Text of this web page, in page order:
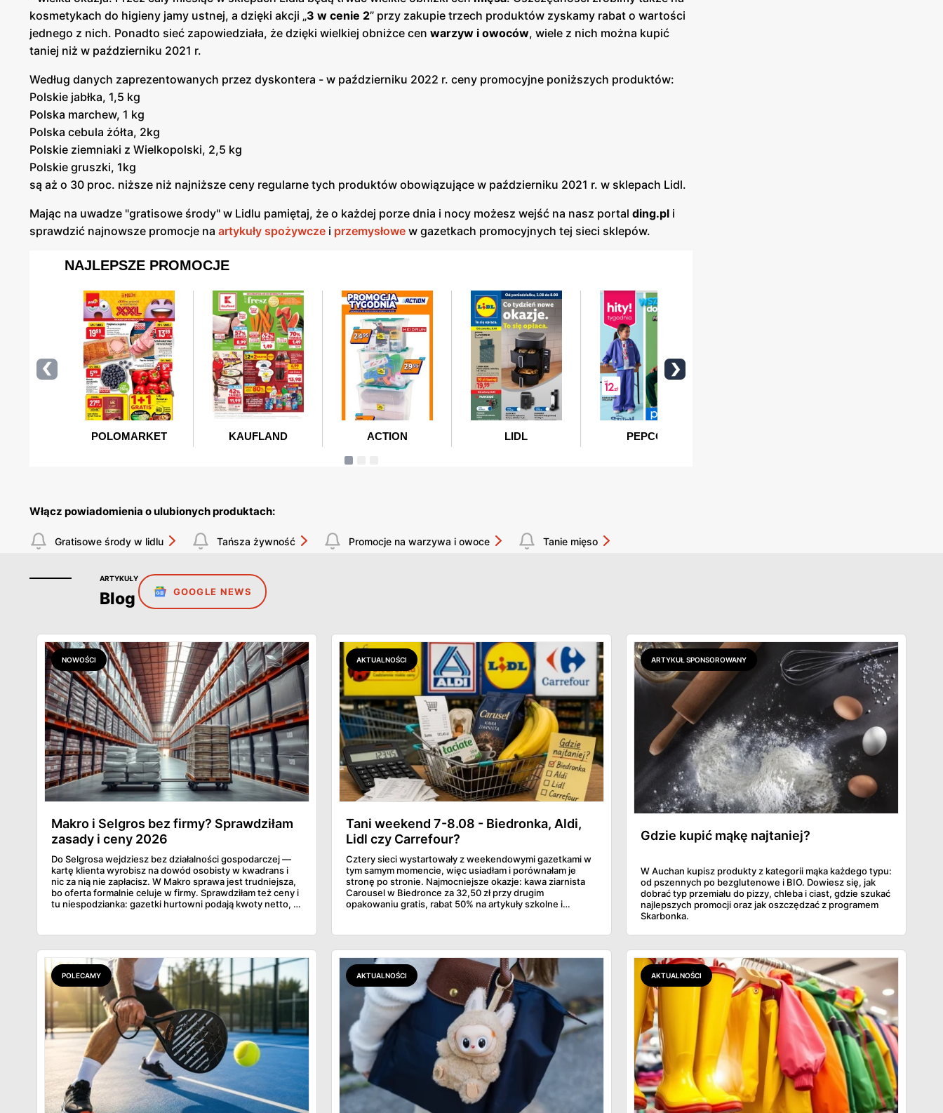
kosmetykach do higieny jamy ustnej, a dzięki akcji „3 w cenie 2” przy zakupie trzech produktów zyskamy rabat o wartości
jednego z nich. Ponadto sieć zapowiedziała, że dzięki wielkiej obniżce cen warzyw i owoców, wiele z nich można kupić
taniej niż w październiku 2021 r.
Według danych zaprezentowanych przez dyskontera - w październiku 2022 r. ceny promocyjne poniższych produktów:
Polskie jabłka, 1,5 kg
Polska marchew, 1 kg
Polska cebula żółta, 2kg
Polskie ziemniaki z Wielkopolski, 2,5 kg
Polskie gruszki, 1kg
są aż o 30 proc. niższe niż najniższe ceny regularne tych produktów obowiązujące w październiku 2021 r. w sklepach Lidl.
Mając na uwadze "gratisowe środy" w Lidlu pamiętaj, że o każdej porze dnia i nocy możesz wejść na nasz portal ding.pl i
sprawdzić najnowsze promocje na artykuły spożywcze i przemysłowe w gazetkach promocyjnych tej sieci sklepów.
Włącz powiadomienia o ulubionych produktach:
Gratisowe środy w lidlu Tańsza żywność Promocje na warzywa i owoce Tanie mięso
ARTYKUŁY
Blog GOOGLE NEWS
NOWOŚCI
Makro i Selgros bez firmy? Sprawdziłam
zasady i ceny 2026
Do Selgrosa wejdziesz bez działalności gospodarczej —
kartę klienta wyrobisz na dowód osobisty w kwadrans i
nic za nią nie zapłacisz. W Makro sprawa jest trudniejsza,
bo oferta formalnie celuje w firmy. Sprawdziłam też ceny i
tu niespodzianka: gazetki hurtowni podają kwoty netto, a
Makro ponad dwa razy więcej niż w weekendowej
promocji dyskontu.
AKTUALNOŚCI
Tani weekend 7-8.08 - Biedronka, Aldi,
Lidl czy Carrefour?
Cztery sieci wystartowały z weekendowymi gazetkami w
tym samym momencie, więc usiadłam i porównałam je
stronę po stronie. Najmocniejsze okazje: kawa ziarnista
Carousel w Biedronce za 32,50 zł przy drugim
opakowaniu gratis, rabat 50% na artykuły szkolne i
odpowiada masłem za 2,99 zł. Werdykt w skrócie:
najwięcej wyciśniesz z Biedronki, po świeże warzywa jedź
do Aldi.
ARTYKUŁ SPONSOROWANY
Gdzie kupić mąkę najtaniej?
W Auchan kupisz produkty z kategorii mąka każdego typu:
od pszennych po bezglutenowe i BIO. Dowiesz się, jak
dobrać typ przemiału do pizzy, chleba i ciast, gdzie szukać
najlepszych promocji oraz jak oszczędzać z programem
Skarbonka.
POLECAMY AKTUALNOŚCI AKTUALNOŚCI